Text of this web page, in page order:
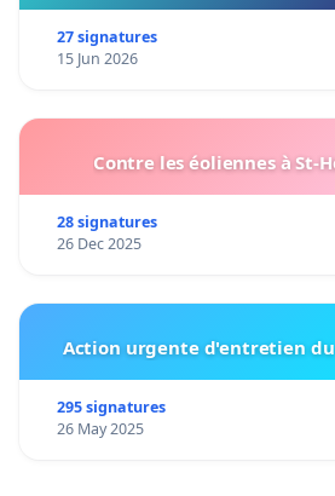
27 signatures
15 Jun 2026
Contre les éoliennes à St-
28 signatures
26 Dec 2025
Action urgente d'entretien
295 signatures
26 May 2025